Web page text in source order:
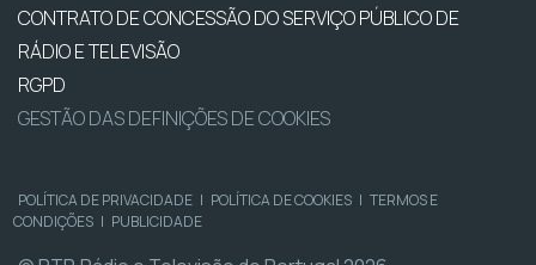
CONTRATO DE CONCESSÃO DO SERVIÇO PÚBLICO DE
RÁDIO E TELEVISÃO
RGPD
GESTÃO DAS DEFINIÇÕES DE COOKIES
POLÍTICA DE PRIVACIDADE | POLÍTICA DE COOKIES | TERMOS E
CONDIÇÕES | PUBLICIDADE